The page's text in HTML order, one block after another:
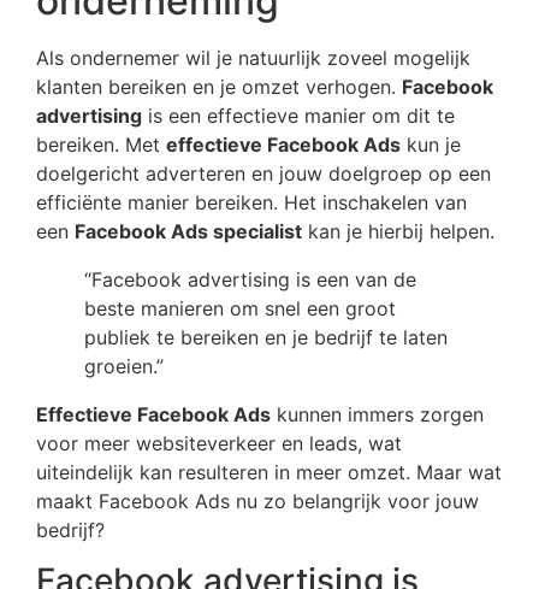
Als ondernemer wil je natuurlijk zoveel mogelijk
klanten bereiken en je omzet verhogen. Facebook
advertising is een effectieve manier om dit te
bereiken. Met effectieve Facebook Ads kun je
doelgericht adverteren en jouw doelgroep op een
efficiënte manier bereiken. Het inschakelen van
een Facebook Ads specialist kan je hierbij helpen.
“Facebook advertising is een van de
beste manieren om snel een groot
publiek te bereiken en je bedrijf te laten
groeien.”
Effectieve Facebook Ads kunnen immers zorgen
voor meer websiteverkeer en leads, wat
uiteindelijk kan resulteren in meer omzet. Maar wat
maakt Facebook Ads nu zo belangrijk voor jouw
bedrijf?